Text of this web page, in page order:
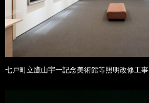
七戸町立鷹山宇一記念美術館等照明改修工事